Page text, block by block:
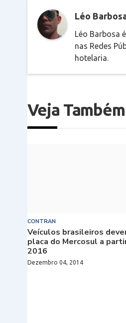
Léo
Léo Barbosa
nas Redes
hotelaria.
Veja Também
CONTRAN
Veículos brasileiros
placa do Mercosul a
2016
Dezembro 04, 2014